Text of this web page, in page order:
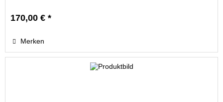
170,00 € *
Merken